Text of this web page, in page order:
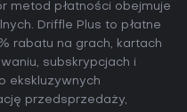
metod płatności obejmuje
Driffle Plus to płatne
rabatu na grach, kartach
subskrypcjach i
ekskluzywnych
przedsprzedaży,